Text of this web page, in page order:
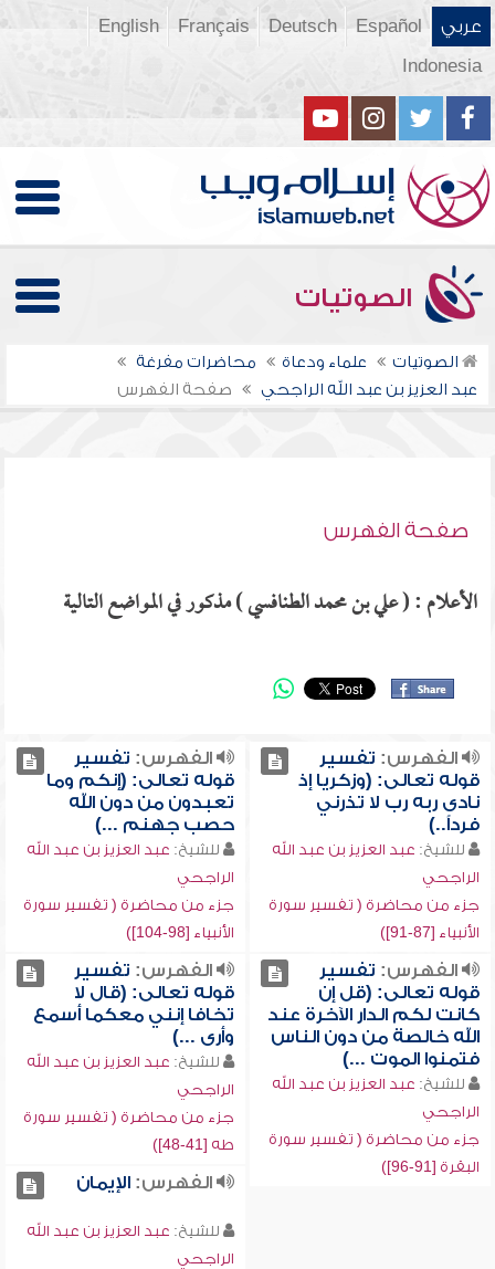
عربي Español
Deutsch
Français
English
Indonesia
الصوتيات
الصوتيات علماء ودعاة
محاضرات مفرغة
عبد العزيز بن عبد الله الراجحي
صفحة الفهرس
صفحة الفهرس
الأعلام : ( علي بن محمد الطنافسي ) مذكور في المواضع التالية
الفهرس: تفسير
قوله تعالى: (وزكريا إذ
نادى ربه رب لا تذرني
فرداً..)
للشيخ: عبد العزيز بن عبد الله
الراجحي
جزء من محاضرة ( تفسير سورة
الأنبياء [87-91])
الفهرس: تفسير
قوله تعالى: (إنكم وما
تعبدون من دون الله
حصب جهنم ...)
للشيخ: عبد العزيز بن عبد الله
الراجحي
جزء من محاضرة ( تفسير سورة
الأنبياء [98-104])
الفهرس: تفسير
قوله تعالى: (قل إن
كانت لكم الدار الآخرة عند
الله خالصة من دون الناس
فتمنوا الموت ...)
للشيخ: عبد العزيز بن عبد الله
الراجحي
جزء من محاضرة ( تفسير سورة
البقرة [91-96])
الفهرس: تفسير
قوله تعالى: (قال لا
تخافا إنني معكما أسمع
وأرى ...)
للشيخ: عبد العزيز بن عبد الله
الراجحي
جزء من محاضرة ( تفسير سورة
طه [41-48])
الفهرس:الإيمان
للشيخ: عبد العزيز بن عبد الله
الراجحي